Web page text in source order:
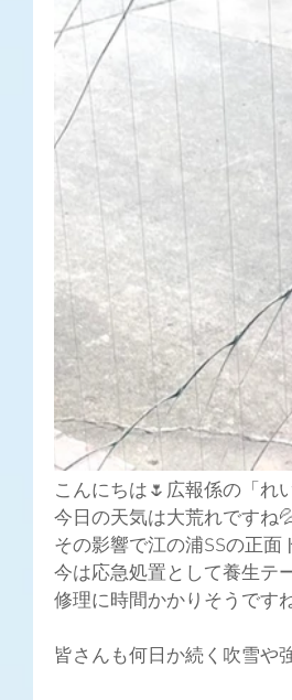
こんにちは🌷広報係の「れ
今日の天気は大荒れですね
その影響で江の浦SSの正
今は応急処置として養生テ
修理に時間かかりそうです
皆さんも何日か続く吹雪や